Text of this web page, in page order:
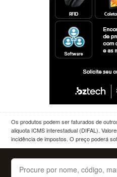
Os produtos podem ser faturados de
aliquota ICMS interestadual (DIFAL).
incidência de impostos. O preço poderá
Buscar